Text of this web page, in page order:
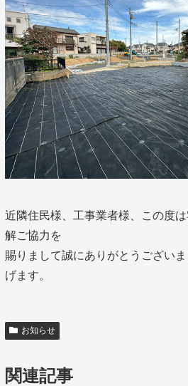
近隣住民様、工事業者様、この度
解ご協力を
賜りまして誠にありがとうござい
げます。
お知らせ
関連記事